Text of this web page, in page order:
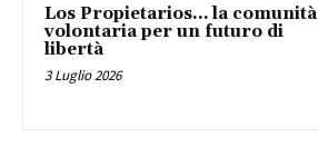
Los Propietarios… la comunità
volontaria per un futuro di
libertà
3 Luglio 2026